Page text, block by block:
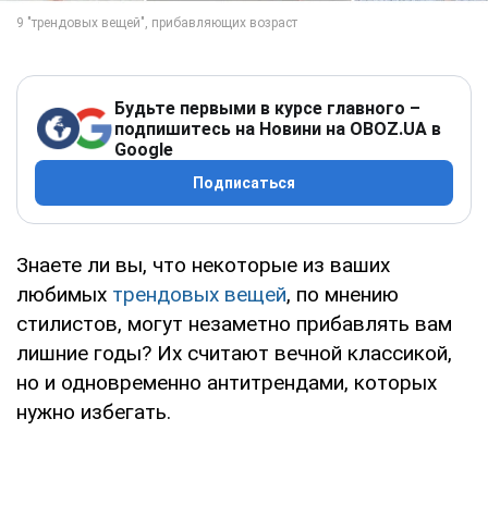
Будьте первыми в курсе главного –
подпишитесь на Новини на OBOZ.UA в
Google
Подписаться
Знаете ли вы, что некоторые из ваших
любимых трендовых вещей, по мнению
стилистов, могут незаметно прибавлять вам
лишние годы? Их считают вечной классикой,
но и одновременно антитрендами, которых
нужно избегать.